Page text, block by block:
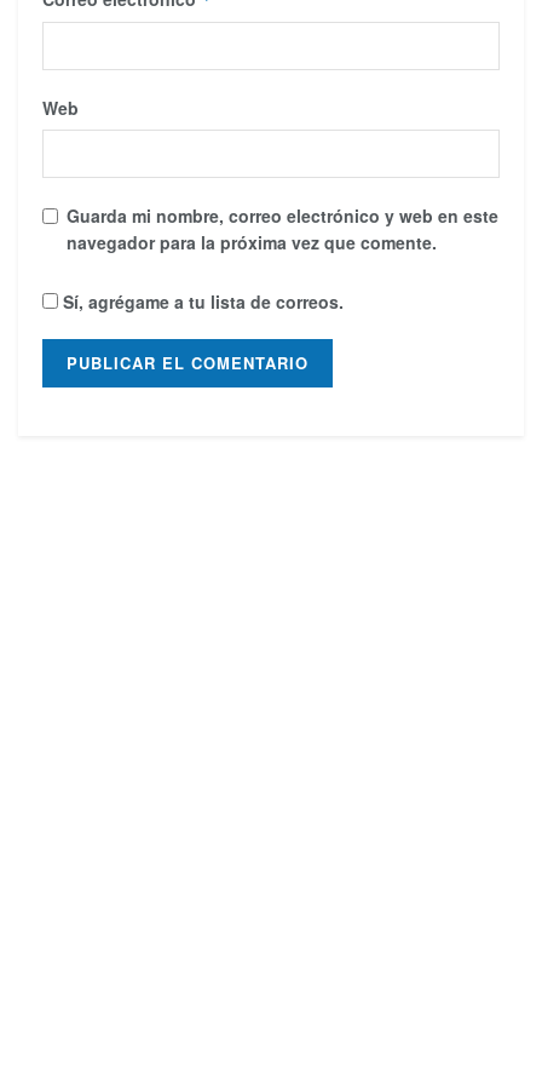
Web
Guarda mi nombre, correo electrónico y web en este
navegador para la próxima vez que comente.
Sí, agrégame a tu lista de correos.